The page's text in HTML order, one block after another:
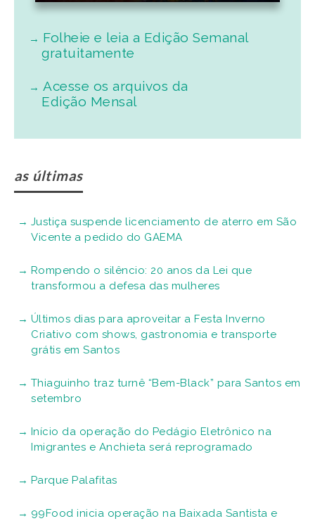
Folheie e leia a Edição Semanal
gratuitamente
Acesse os arquivos da
Edição Mensal
as últimas
Justiça suspende licenciamento de aterro em São
Vicente a pedido do GAEMA
Rompendo o silêncio: 20 anos da Lei que
transformou a defesa das mulheres
Últimos dias para aproveitar a Festa Inverno
Criativo com shows, gastronomia e transporte
grátis em Santos
Thiaguinho traz turnê “Bem-Black” para Santos em
setembro
Início da operação do Pedágio Eletrônico na
Imigrantes e Anchieta será reprogramado
Parque Palafitas
99Food inicia operação na Baixada Santista e